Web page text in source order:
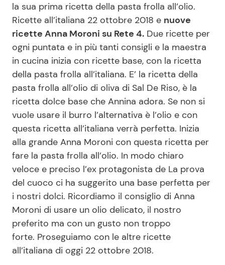
Mondo Mamma
News benessere
Salute
Viaggi e Turismo
Festività
Le Ricette in TV
Primi Piatti
Ricette Facili e Veloci
Ricette Feste
Ricette per Bambini
Seguici
Info
Chi siamo
la sua prima ricetta della pasta frolla all’olio.
Ricette all’italiana 22 ottobre 2018 e nuove
ricette Anna Moroni su Rete 4. Due ricette per
ogni puntata e in più tanti consigli e la maestra
in cucina inizia con ricette base, con la ricetta
della pasta frolla all’italiana. E’ la ricetta della
pasta frolla all’olio di oliva di Sal De Riso, è la
ricetta dolce base che Annina adora. Se non si
vuole usare il burro l’alternativa è l’olio e con
questa ricetta all’italiana verrà perfetta. Inizia
alla grande Anna Moroni con questa ricetta per
fare la pasta frolla all’olio. In modo chiaro
veloce e preciso l’ex protagonista de La prova
del cuoco ci ha suggerito una base perfetta per
i nostri dolci. Ricordiamo il consiglio di Anna
Moroni di usare un olio delicato, il nostro
preferito ma con un gusto non troppo
forte. Proseguiamo con le altre ricette
all’italiana di oggi 22 ottobre 2018.